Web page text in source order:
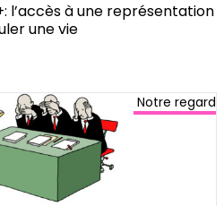
l’accès à une représentation
une vie
Notre regard